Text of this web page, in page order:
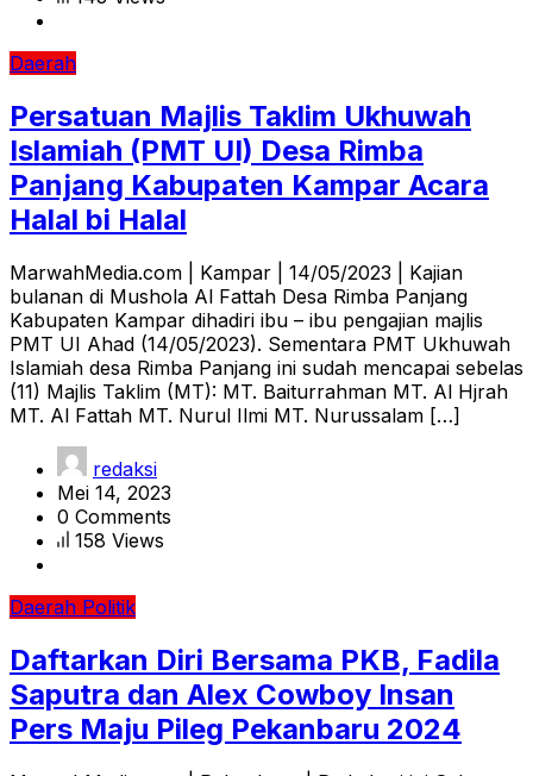
Daerah
Persatuan Majlis Taklim Ukhuwah
Islamiah (PMT UI) Desa Rimba
Panjang Kabupaten Kampar Acara
Halal bi Halal
MarwahMedia.com | Kampar | 14/05/2023 | Kajian
bulanan di Mushola Al Fattah Desa Rimba Panjang
Kabupaten Kampar dihadiri ibu – ibu pengajian majlis
PMT UI Ahad (14/05/2023). Sementara PMT Ukhuwah
Islamiah desa Rimba Panjang ini sudah mencapai sebelas
(11) Majlis Taklim (MT): MT. Baiturrahman MT. Al Hjrah
MT. Al Fattah MT. Nurul Ilmi MT. Nurussalam […]
redaksi
Mei 14, 2023
0 Comments
158 Views
Daerah Politik
Daftarkan Diri Bersama PKB, Fadila
Saputra dan Alex Cowboy Insan
Pers Maju Pileg Pekanbaru 2024